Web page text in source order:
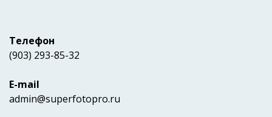
Телефон
(903) 293-85-32
E-mail
admin@superfotopro.ru